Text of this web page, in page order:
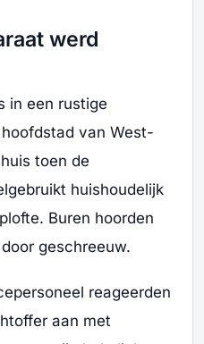
werd
in een rustige
van West-
toen de
huishoudelijk
Buren hoorden
geschreeuw.
reageerden
aan met